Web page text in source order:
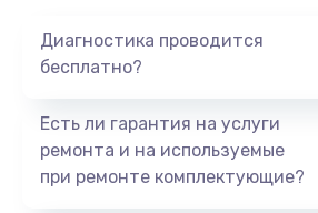
Диагностика проводится
бесплатно?
Есть ли гарантия на услуги
ремонта и на используемые
при ремонте комплектующие?